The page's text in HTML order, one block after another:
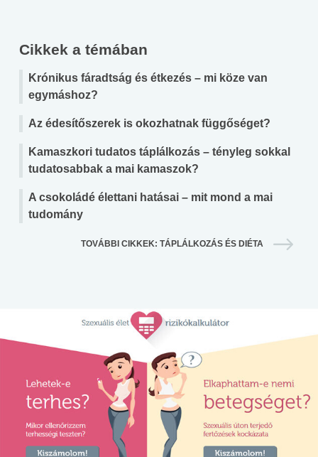
Cikkek a témában
Krónikus fáradtság és étkezés – mi köze van
egymáshoz?
Az édesítőszerek is okozhatnak függőséget?
Kamaszkori tudatos táplálkozás – tényleg sokkal
tudatosabbak a mai kamaszok?
A csokoládé élettani hatásai – mit mond a mai
tudomány
TOVÁBBI CIKKEK: TÁPLÁLKOZÁS ÉS DIÉTA